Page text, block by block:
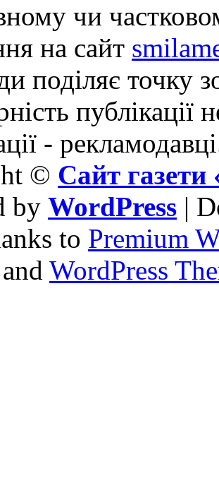
чи
на сайт
поділяє точку
публікації
-
© Сайт
by WordPress |
to Premium
and WordPress